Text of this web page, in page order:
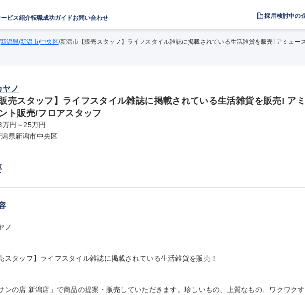
ビス紹介転職成功ガイドお問い合わせ 採用検討中の
新潟県/新潟市/中央区/新潟市【販売スタッフ】ライフスタイル雑誌に掲載されている生活雑貨を販売! アミュー
ヤノ
売スタッフ】ライフスタイル雑誌に掲載されている生活雑貨を販売! ア
ト販売/フロアスタッフ
万円～25万円
潟県新潟市中央区
ノ
スタッフ】ライフスタイル雑誌に掲載されている生活雑貨を販売！
ンの店 新潟店」で商品の提案・販売していただきます。珍しいもの、上質なもの、ワクワクす